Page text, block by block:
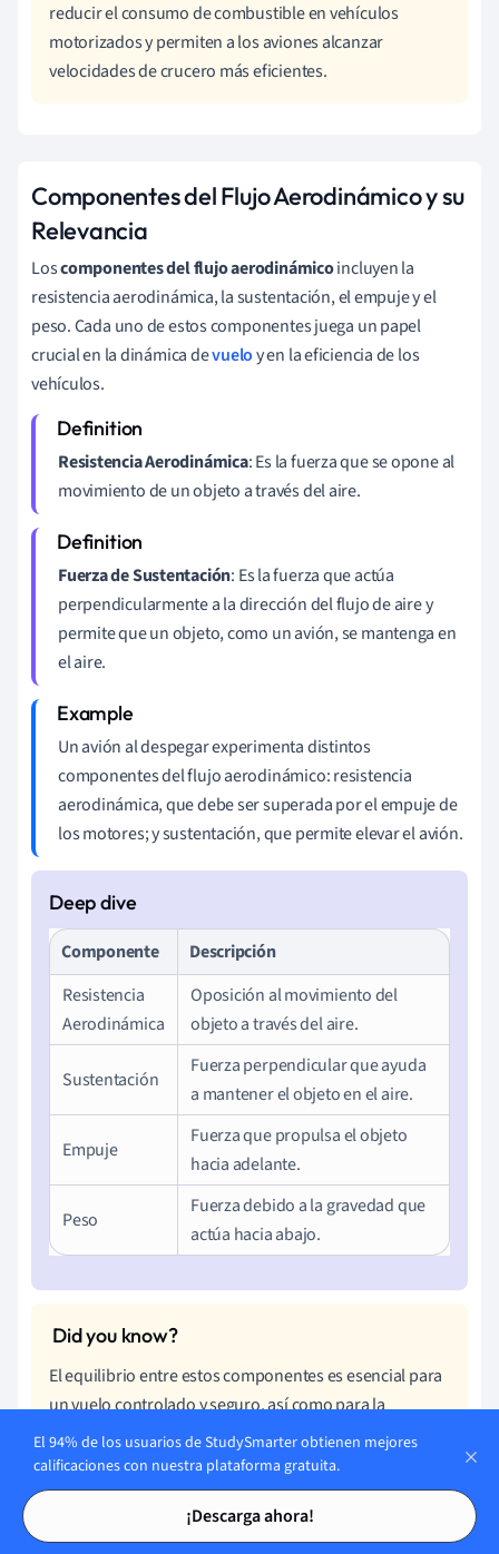
Tarjetas de estudio
Tarjetas de estudio
reducir el consumo de combustible en vehículos
motorizados y permiten a los aviones alcanzar
velocidades de crucero más eficientes.
Componentes del Flujo Aerodinámico y su
Relevancia
Loscomponentes del flujo aerodinámicoincluyen la
resistencia aerodinámica, la sustentación, el empuje y el
peso. Cada uno de estos componentes juega un papel
crucial en la dinámica devueloy en la eficiencia de los
vehículos.
Resistencia Aerodinámica: Es la fuerza que se opone al
movimiento de un objeto a través del aire.
Fuerza de Sustentación: Es la fuerza que actúa
perpendicularmente a la dirección del flujo de aire y
permite que un objeto, como un avión, se mantenga en
el aire.
Un avión al despegar experimenta distintos
componentes del flujo aerodinámico: resistencia
aerodinámica, que debe ser superada por el empuje de
los motores; y sustentación, que permite elevar el avión.
Componente
Descripción
Resistencia
Aerodinámica
Oposición al movimiento del
objeto a través del aire.
Sustentación
Fuerza perpendicular que ayuda
a mantener el objeto en el aire.
Empuje
Fuerza que propulsa el objeto
hacia adelante.
Peso
Fuerza debido a la gravedad que
actúa hacia abajo.
El equilibrio entre estos componentes es esencial para
un vuelo controlado y seguro, así como para la
eficiencia de los vehículos terrestres y marítimos.
Comprender y equilibrar los componentes del flujo
aerodinámico es crucial en el diseño de aeronaves y
El 94% de los usuarios de StudySmarter obtienen mejores
calificaciones con nuestra plataforma gratuita.
¡Descarga ahora!